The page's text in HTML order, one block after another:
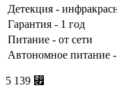
Детекция -
Гарантия - 1 год
Питание - от сети
Автономное питание
5 139 ⃏